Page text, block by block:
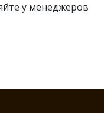
у менеджеров